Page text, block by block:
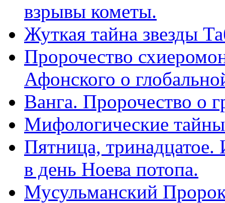
взрывы кометы.
Жуткая тайна звезды
Пророчество
Афонского о
Ванга. Пророчество о
Мифологические
Пятница, тринадцатое.
в день Ноева потопа.
Мусульманский